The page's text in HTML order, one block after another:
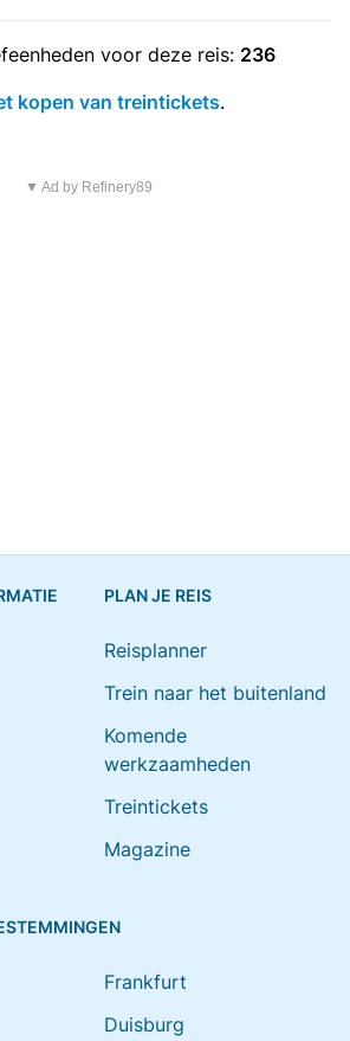
voor deze reis: 236
kopen van treintickets.
▼ Ad by Refinery89
PLAN JE REIS
Reisplanner
Trein naar het buitenland
Komende
werkzaamheden
Treintickets
Magazine
Frankfurt
Duisburg